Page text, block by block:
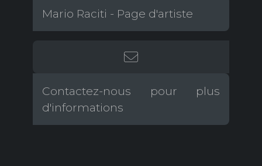
Mario Raciti - Page d'artiste
Contactez-nous pour plus
d'informations